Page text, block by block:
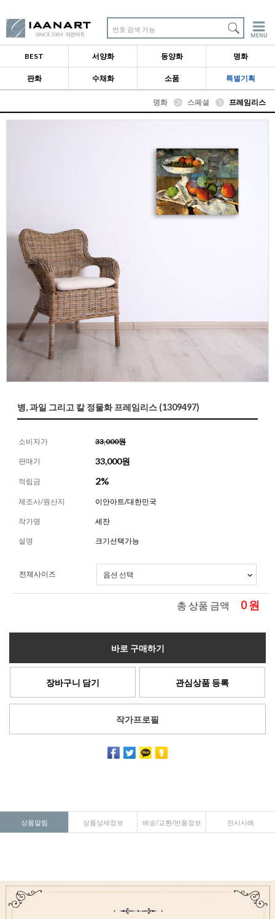
번호 검색 가능
BEST 서양화 동양화 명화
판화 수채화 소품 특별기획
명화 스페셜 프레임리스
병, 과일 그리고 칼 정물화 프레임리스 (1309497)
소비자가 33,000원
판매가 33,000원
적립금 2%
제조사/원산지 이안아트/대한민국
작가명 세잔
설명 크기선택가능
전체사이즈
총 상품 금액 0원
바로 구매하기
장바구니 담기 관심상품 등록
작가프로필
상품알림 상품상세정보 배송/교환/반품정보 전시사례